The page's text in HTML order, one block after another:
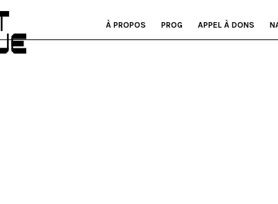
À PROPOS PROG APPEL À DONS